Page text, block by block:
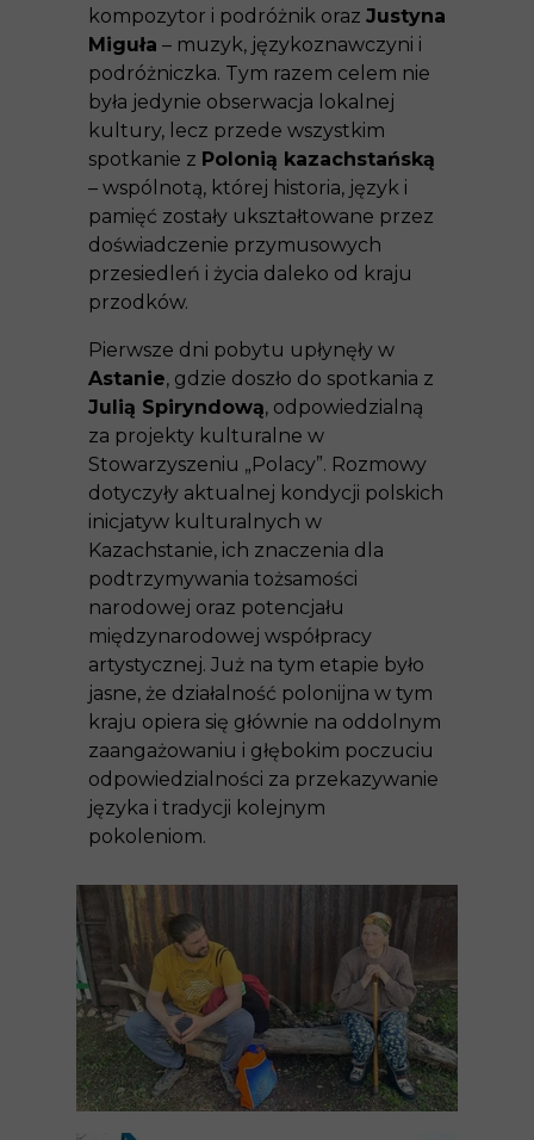
kompozytor i podróżnik oraz Justyna
Miguła – muzyk, językoznawczyni i
podróżniczka. Tym razem celem nie
była jedynie obserwacja lokalnej
kultury, lecz przede wszystkim
spotkanie z Polonią kazachstańską
– wspólnotą, której historia, język i
pamięć zostały ukształtowane przez
doświadczenie przymusowych
przesiedleń i życia daleko od kraju
przodków.
Pierwsze dni pobytu upłynęły w
Astanie, gdzie doszło do spotkania z
Julią Spiryndową, odpowiedzialną
za projekty kulturalne w
Stowarzyszeniu „Polacy”. Rozmowy
dotyczyły aktualnej kondycji polskich
inicjatyw kulturalnych w
Kazachstanie, ich znaczenia dla
podtrzymywania tożsamości
narodowej oraz potencjału
międzynarodowej współpracy
artystycznej. Już na tym etapie było
jasne, że działalność polonijna w tym
kraju opiera się głównie na oddolnym
zaangażowaniu i głębokim poczuciu
odpowiedzialności za przekazywanie
języka i tradycji kolejnym
pokoleniom.